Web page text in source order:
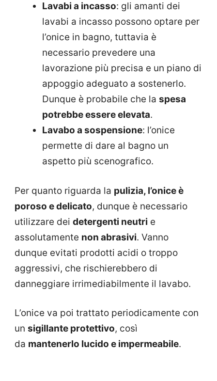
Lavabi a incasso: gli amanti dei
lavabi a incasso possono optare per
l’onice in bagno, tuttavia è
necessario prevedere una
lavorazione più precisa e un piano di
appoggio adeguato a sostenerlo.
Dunque è probabile che la spesa
potrebbe essere elevata.
Lavabo a sospensione: l’onice
permette di dare al bagno un
aspetto più scenografico.
Per quanto riguarda la pulizia, l’onice è
poroso e delicato, dunque è necessario
utilizzare dei detergenti neutri e
assolutamente non abrasivi. Vanno
dunque evitati prodotti acidi o troppo
aggressivi, che rischierebbero di
danneggiare irrimediabilmente il lavabo.
L’onice va poi trattato periodicamente con
un sigillante protettivo, così
da mantenerlo lucido e impermeabile.